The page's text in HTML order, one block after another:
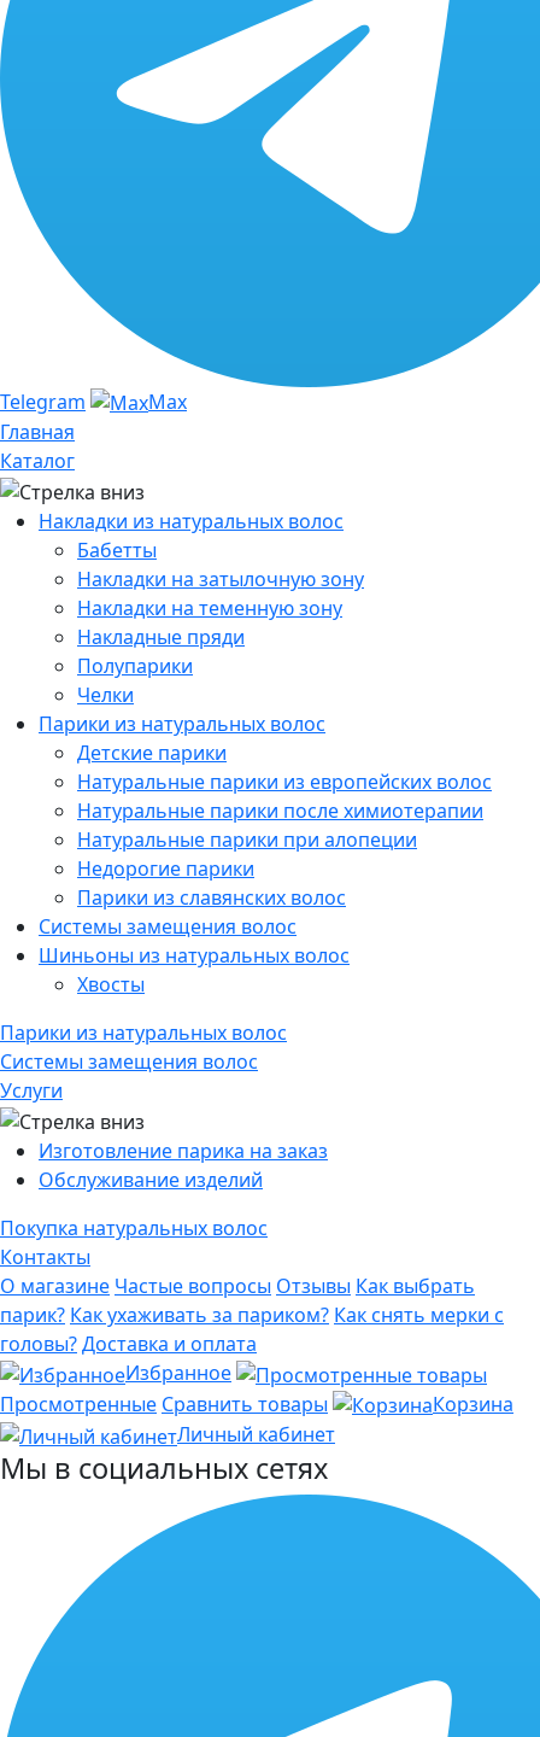
Telegram
Max
Главная
Каталог
Накладки из натуральных волос
Бабетты
Накладки на затылочную зону
Накладки на теменную зону
Накладные пряди
Полупарики
Челки
Парики из натуральных волос
Детские парики
Натуральные парики из европейских волос
Натуральные парики после химиотерапии
Натуральные парики при алопеции
Недорогие парики
Парики из славянских волос
Системы замещения волос
Шиньоны из натуральных волос
Хвосты
Парики из натуральных волос
Системы замещения волос
Услуги
Изготовление парика на заказ
Обслуживание изделий
Покупка натуральных волос
Контакты
О магазине Частые вопросы Отзывы Как выбрать
парик? Как ухаживать за париком? Как снять мерки с
головы?Доставка и оплата
Избранное
Просмотренные Сравнить товары
Корзина
Личный кабинет
Мы в социальных сетях